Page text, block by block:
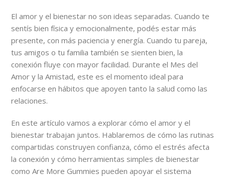
El amor y el bienestar no son ideas separadas. Cuando te
sentís bien física y emocionalmente, podés estar más
presente, con más paciencia y energía. Cuando tu pareja,
tus amigos o tu familia también se sienten bien, la
conexión fluye con mayor facilidad. Durante el Mes del
Amor y la Amistad, este es el momento ideal para
enfocarse en hábitos que apoyen tanto la salud como las
relaciones.
En este artículo vamos a explorar cómo el amor y el
bienestar trabajan juntos. Hablaremos de cómo las rutinas
compartidas construyen confianza, cómo el estrés afecta
la conexión y cómo herramientas simples de bienestar
como Are More Gummies pueden apoyar el sistema